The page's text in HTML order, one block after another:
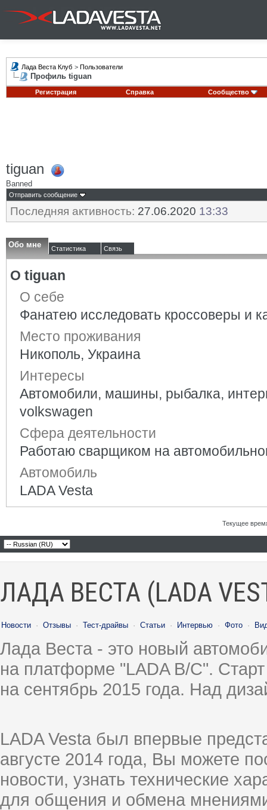
Лада Веста Клуб > Пользователи
Профиль tiguan
Регистрация Справка Сообщество
tiguan
Banned
Отправить сообщение
Последняя активность: 27.06.2020 13:33
Обо мне Статистика Связь
О tiguan
О себе
Фанатею исследовать кроссоверы и
Место проживания
Никополь, Украина
Интересы
Автомобили, машины, рыбалка,
volkswagen
Сфера деятельности
Работаю сварщиком на
Автомобиль
LADA Vesta
Текущее
ЛАДА ВЕСТА (LADA
Новости · Отзывы · Тест-драйвы · Статьи · Интервью · Фото ·
Лада Веста - это новый
на платформе "LADA B/C".
на сентябрь 2015 года. Над
LADA Vesta был впервые
августе 2014 года, Вы можете
новости, узнать технические
для общения и обмена